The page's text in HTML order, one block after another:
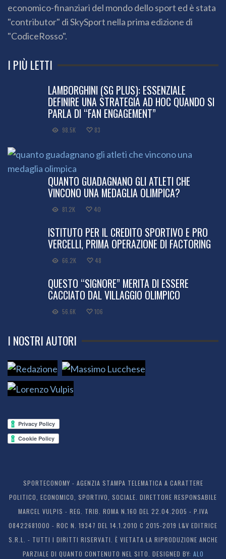
economico-finanziari del mondo dello sport ed è stata
"contributor" di SkySport nella prima edizione di
"CodiceRosso".
I PIÙ LETTI
LAMBORGHINI (SG PLUS): ESSENZIALE
DEFINIRE UNA STRATEGIA AD HOC QUANDO SI
PARLA DI “FAN ENGAGEMENT”
98.5K 83
QUANTO GUADAGNANO GLI ATLETI CHE
VINCONO UNA MEDAGLIA OLIMPICA?
81.2K 40
ISTITUTO PER IL CREDITO SPORTIVO E PRO
VERCELLI, PRIMA OPERAZIONE DI FACTORING
66.2K 48
QUESTO “SIGNORE” MERITA DI ESSERE
CACCIATO DAL VILLAGGIO OLIMPICO
56.6K 106
I NOSTRI AUTORI
SPORTECONOMY - AGENZIA STAMPA TELEMATICA A CARATTERE
POLITICO, ECONOMICO, SPORTIVO, SOCIALE. DIRETTORE RESPONSABILE
MARCEL VULPIS - REG. TRIB. ROMA N.160 DEL 22.04.2005 - P.IVA
08422681000 - ROC N. 19347 DEL 14.1.2010 C 2015-2019 L&V EDITRICE
S.R.L. - TUTTI I DIRITTI RISERVATI. È VIETATA LA RIPRODUZIONE ANCHE
PARZIALE DI QUANTO CONTENUTO NEL SITO. DESIGNED BY: ALO